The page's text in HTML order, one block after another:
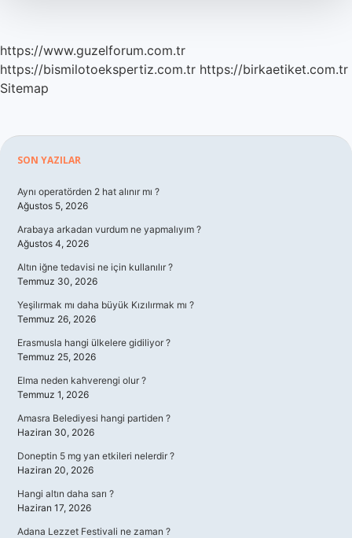
https://www.guzelforum.com.tr
https://bismilotoekspertiz.com.tr https://birkaetiket.com.tr
Sitemap
Sidebar
SON YAZILAR
Aynı operatörden 2 hat alınır mı ?
Ağustos 5, 2026
Arabaya arkadan vurdum ne yapmalıyım ?
Ağustos 4, 2026
Altın iğne tedavisi ne için kullanılır ?
Temmuz 30, 2026
Yeşilırmak mı daha büyük Kızılırmak mı ?
Temmuz 26, 2026
Erasmusla hangi ülkelere gidiliyor ?
Temmuz 25, 2026
Elma neden kahverengi olur ?
Temmuz 1, 2026
Amasra Belediyesi hangi partiden ?
Haziran 30, 2026
Doneptin 5 mg yan etkileri nelerdir ?
Haziran 20, 2026
Hangi altın daha sarı ?
Haziran 17, 2026
Adana Lezzet Festivali ne zaman ?